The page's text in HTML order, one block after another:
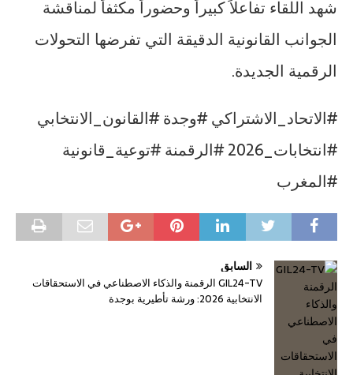
شهد اللقاء تفاعلاً كبيراً وحضوراً مكثفاً لمناقشة
الجوانب القانونية الدقيقة التي تفرضها التحولات
الرقمية الجديدة.
#الاتحاد_الاشتراكي #وجدة #القانون_الانتخابي
#انتخابات_2026 #الرقمنة #توعية_قانونية
#المغرب
السابق
GIL24-TV الرقمنة والذكاء الاصطناعي في الاستحقاقات
الانتخابية 2026: ورشة تأطيرية بوجدة